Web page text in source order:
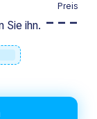
Sie ihn.
Preis
– – –